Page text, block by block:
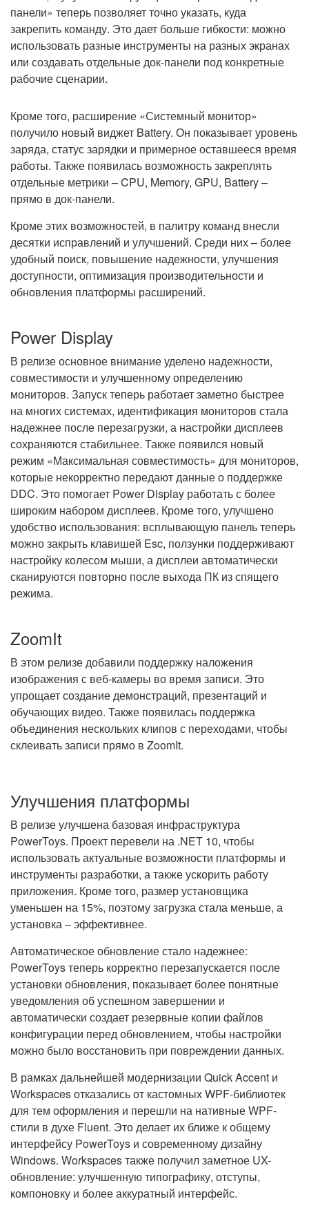
панели» теперь позволяет точно указать, куда
закрепить команду. Это дает больше гибкости: можно
использовать разные инструменты на разных экранах
или создавать отдельные док-панели под конкретные
рабочие сценарии.
Кроме того, расширение «Системный монитор»
получило новый виджет Battery. Он показывает уровень
заряда, статус зарядки и примерное оставшееся время
работы. Также появилась возможность закреплять
отдельные метрики – CPU, Memory, GPU, Battery –
прямо в док-панели.
Кроме этих возможностей, в палитру команд внесли
десятки исправлений и улучшений. Среди них – более
удобный поиск, повышение надежности, улучшения
доступности, оптимизация производительности и
обновления платформы расширений.
Power Display
В релизе основное внимание уделено надежности,
совместимости и улучшенному определению
мониторов. Запуск теперь работает заметно быстрее
на многих системах, идентификация мониторов стала
надежнее после перезагрузки, а настройки дисплеев
сохраняются стабильнее. Также появился новый
режим «Максимальная совместимость» для мониторов,
которые некорректно передают данные о поддержке
DDC. Это помогает Power Display работать с более
широким набором дисплеев. Кроме того, улучшено
удобство использования: всплывающую панель теперь
можно закрыть клавишей Esc, ползунки поддерживают
настройку колесом мыши, а дисплеи автоматически
сканируются повторно после выхода ПК из спящего
режима.
ZoomIt
В этом релизе добавили поддержку наложения
изображения с веб-камеры во время записи. Это
упрощает создание демонстраций, презентаций и
обучающих видео. Также появилась поддержка
объединения нескольких клипов с переходами, чтобы
склеивать записи прямо в ZoomIt.
Улучшения платформы
В релизе улучшена базовая инфраструктура
PowerToys. Проект перевели на .NET 10, чтобы
использовать актуальные возможности платформы и
инструменты разработки, а также ускорить работу
приложения. Кроме того, размер установщика
уменьшен на 15%, поэтому загрузка стала меньше, а
установка – эффективнее.
Автоматическое обновление стало надежнее:
PowerToys теперь корректно перезапускается после
установки обновления, показывает более понятные
уведомления об успешном завершении и
автоматически создает резервные копии файлов
конфигурации перед обновлением, чтобы настройки
можно было восстановить при повреждении данных.
В рамках дальнейшей модернизации Quick Accent и
Workspaces отказались от кастомных WPF-библиотек
для тем оформления и перешли на нативные WPF-
стили в духе Fluent. Это делает их ближе к общему
интерфейсу PowerToys и современному дизайну
Windows. Workspaces также получил заметное UX-
обновление: улучшенную типографику, отступы,
компоновку и более аккуратный интерфейс.